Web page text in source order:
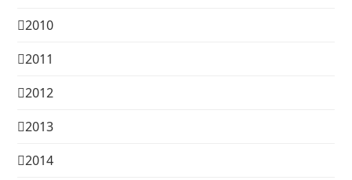
2010
2011
2012
2013
2014